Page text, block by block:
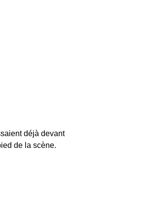
déjà devant
de la scène.